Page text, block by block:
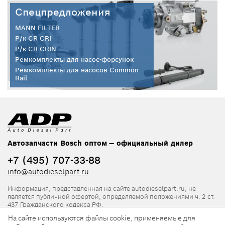
Спецпредложения
MANN FILTER
Р/к CR CRI
Р/к CR CRIN
Ремкомплекты для насос-форсунок
Ремкомплекты для насосов Common
Rail
Автозапчасти Bosch оптом — официальный дилер
+7 (495) 707-33-88
info@autodieselpart.ru
Информация, представленная на сайте autodieselpart.ru, не
является публичной офертой, определяемой положениями ч. 2 ст.
437 Гражданского кодекса РФ.
На сайте используются файлы cookie, применяемые для